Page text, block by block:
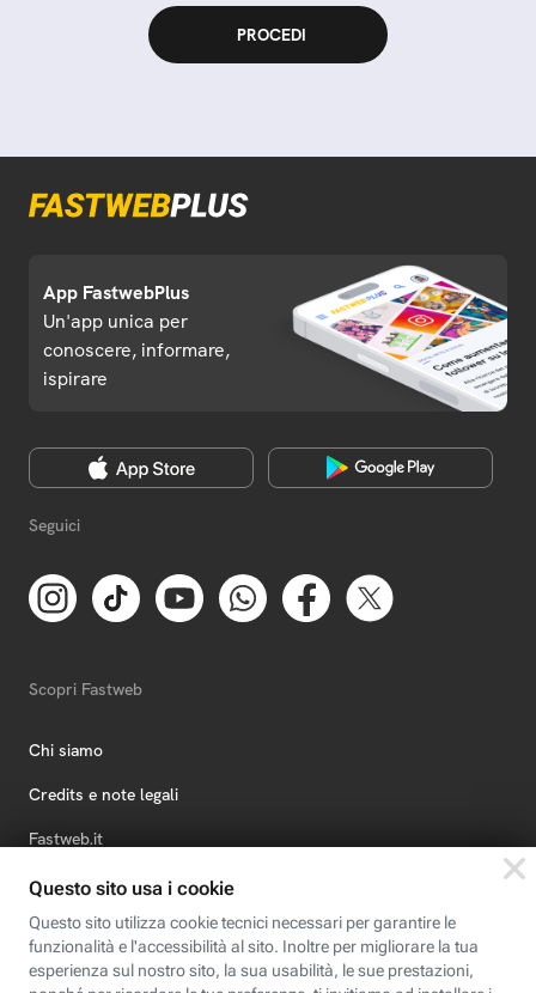
App FastwebPlus
Un'app unica per
conoscere, informare,
ispirare
Seguici
Scopri Fastweb
Chi siamo
Credits e note legali
Fastweb.it
Formazione
Fastweb Digital Academy
STEP FuturAbility District